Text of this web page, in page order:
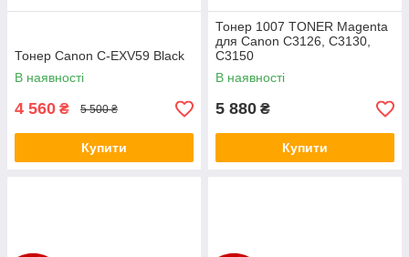
Тонер Canon C-EXV59 Black
В наявності
4 560 ₴ 5 500 ₴
Купити
Тонер 1007 TONER Magenta
для Canon C3126, C3130,
C3150
В наявності
5 880 ₴
Купити